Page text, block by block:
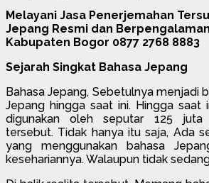
Melayani Jasa Penerjemahan
Jepang Resmi dan
Kabupaten Bogor 0877 2768 8883
Sejarah Singkat Bahasa Jepang
Bahasa Jepang, Sebetulnya menjadi
Jepang hingga saat ini. Hingga saat
digunakan oleh seputar 125 juta
tersebut. Tidak hanya itu saja, Ada
yang menggunakan bahasa
kesehariannya. Walaupun tidak